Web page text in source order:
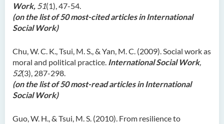
Work, 51(1), 47-54.
(on the list of 50 most-cited articles in International
Social Work)
Chu, W. C. K., Tsui, M. S., & Yan, M. C. (2009). Social work as
moral and political practice. International Social Work,
52(3), 287-298.
(on the list of 50 most-read articles in International
Social Work)
Guo, W. H., & Tsui, M. S. (2010). From resilience to